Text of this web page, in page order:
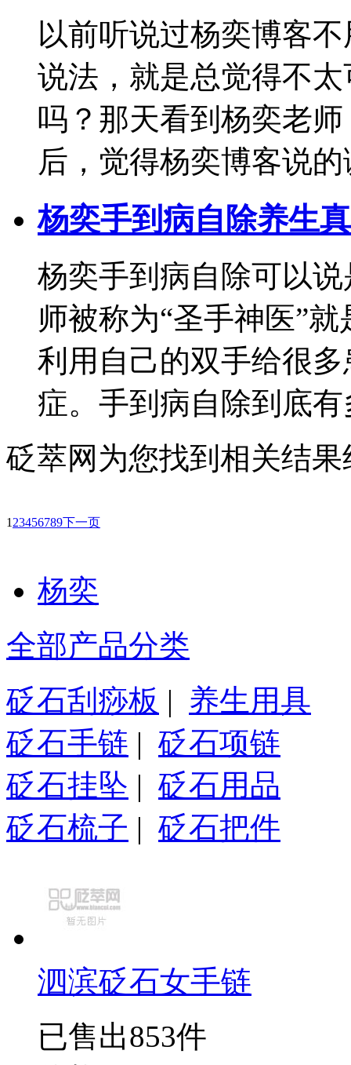
以前听说过杨奕博客
说法，就是总觉得不
吗？那天看到杨奕老
后，觉得杨奕博客说
杨奕手到病自除养生
杨奕手到病自除可以
师被称为“圣手神医”
利用自己的双手给很
症。手到病自除到底
砭萃网为您找到相关结果
1 23456789下一页
杨奕
全部产品分类
砭石刮痧板 | 养生用具
砭石手链 | 砭石项链
砭石挂坠 | 砭石用品
砭石梳子 | 砭石把件
泗滨砭石女手链
已售出853件